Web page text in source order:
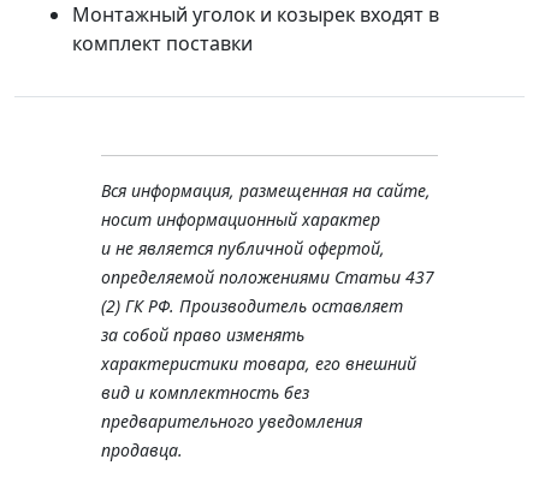
Монтажный уголок и козырек входят в
комплект поставки
Вся информация, размещенная на сайте,
носит информационный характер
и не является публичной офертой,
определяемой положениями Статьи 437
(2) ГК РФ. Производитель оставляет
за собой право изменять
характеристики товара, его внешний
вид и комплектность без
предварительного уведомления
продавца.